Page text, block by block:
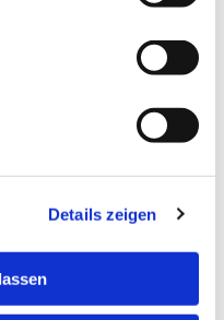
Details zeigen
auch